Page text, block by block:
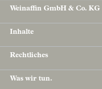
Weinaffin GmbH & Co. KG
Inhalte
Rechtliches
Was wir tun.